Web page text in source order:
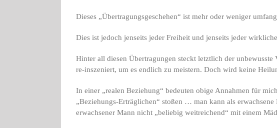
Dieses „Übertragungsgeschehen“ ist mehr oder weniger
Dies ist jedoch jenseits jeder Freiheit und jenseits jeder
Hinter all diesen Übertragungen steckt letztlich der
re-inszeniert, um es endlich zu meistern. Doch wird keine
In einer „realen Beziehung“ bedeuten obige Annahmen für
„Beziehungs-Erträglichen“ stoßen … man kann als
erwachsener Mann nicht „beliebig weitreichend“ mit einem